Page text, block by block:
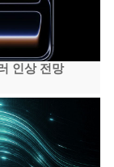
인상 전망